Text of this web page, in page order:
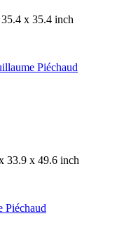
x 35.4 inch
33.9 x 49.6 inch